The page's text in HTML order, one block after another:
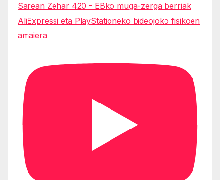
Sarean Zehar 420 - EBko muga-zerga berriak
AliExpressi eta PlayStationeko bideojoko fisikoen
amaiera